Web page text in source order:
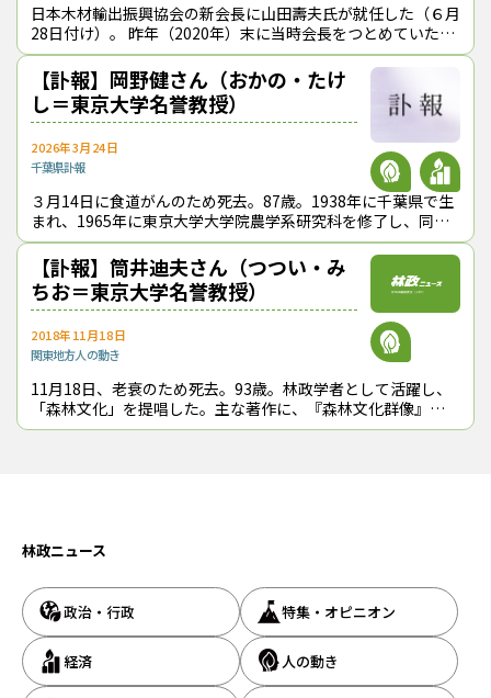
日本木材輸出振興協会の新会長に山田壽夫氏が就任した（６月
28日付け）。 昨年（2020年）末に当時会長をつとめていた安
藤直人氏が死去し、今年２月１日付けで日本合板検査会理事長
の渕上和之氏が同協
【訃報】岡野健さん（おかの・たけ
し＝東京大学名誉教授）
2026年3月24日
千葉県訃報
３月14日に食道がんのため死去。87歳。1938年に千葉県で生
まれ、1965年に東京大学大学院農学系研究科を修了し、同大
学の教授をつとめ、退官後は、日本木材総合情報センターの
「木のなんでも相談室」の
【訃報】筒井迪夫さん（つつい・み
ちお＝東京大学名誉教授）
2018年11月18日
関東地方人の動き
11月18日、老衰のため死去。93歳。林政学者として活躍し、
「森林文化」を提唱した。主な著作に、『森林文化群像』
（2009年、日本林業調査会、絶版）、『転換期の南洋材問
林政ニュース
政治・行政 特集・オピニオン
経済 人の動き